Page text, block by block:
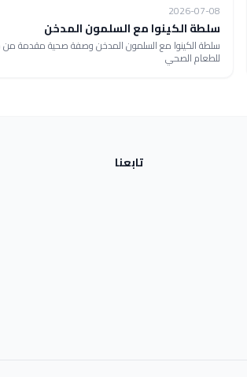
2026-07-08
سلطة الكينوا مع السلمون المدخن
سلطة الكينوا مع السلمون المدخن وصفة صحية مقدمة من
للطعام الصحي
تابعنا